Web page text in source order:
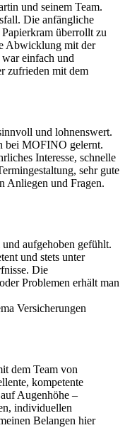
und seinem Team.
Die anfängliche
überrollt zu
Abwicklung mit der
einfach und
zufrieden mit dem
und lohnenswert.
bei MOFINO gelernt.
Interesse, schnelle
sehr gute
Anliegen und Fragen.
aufgehoben gefühlt.
und stets unter
Die
Problemen erhält man
Versicherungen
dem Team von
kompetente
Augenhöhe –
individuellen
Belangen hier